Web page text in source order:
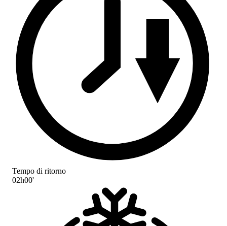
Tempo di ritorno
02h00'